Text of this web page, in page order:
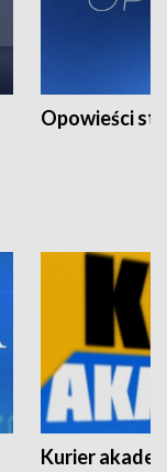
Opowieści
Kurier